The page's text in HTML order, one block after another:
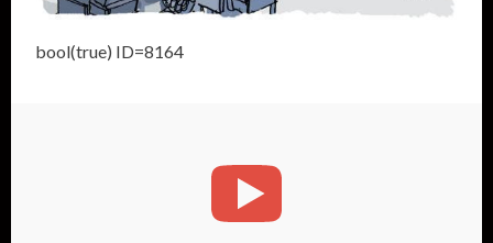
bool(true) ID=8164